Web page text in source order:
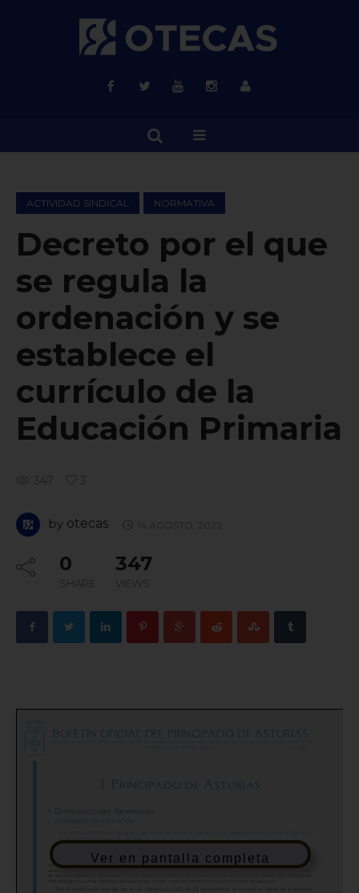
ACTIVIDAD SINDICAL NORMATIVA
Decreto por el que
se regula la
ordenación y se
establece el
currículo de la
Educación Primaria
347 3
by otecas 14 AGOSTO, 2022
0
SHARE
347
VIEWS
Ver en pantalla completa